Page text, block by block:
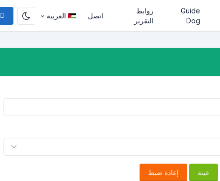
Guide
Dog
روابط
التقرير
اتصل العربية
عينة إعادة ضبط